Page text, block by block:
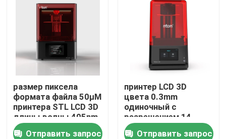
Главная страница
размер пиксела
формата файла 50μM
принтера STL LCD 3D
длины волны 405nm
Отправить запрос
принтер LCD 3D
цвета 0.3mm
одиночный с
разрешением 14
языков высоким
Отправить запрос